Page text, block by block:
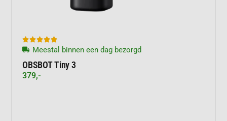

Meestal binnen een dag bezorgd
OBSBOT Tiny 3
379,-